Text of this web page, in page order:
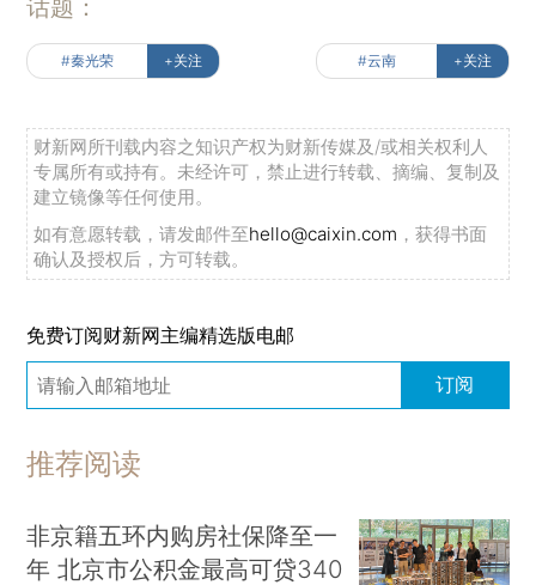
话题：
#秦光荣 +关注 #云南 +关注
财新网所刊载内容之知识产权为财新传媒及/或相关权利人
专属所有或持有。未经许可，禁止进行转载、摘编、复制及
建立镜像等任何使用。
如有意愿转载，请发邮件至hello@caixin.com ，获得书面
确认及授权后，方可转载。
免费订阅财新网主编精选版电邮
订阅
推荐阅读
非京籍五环内购房社保降至一
年 北京市公积金最高可贷340